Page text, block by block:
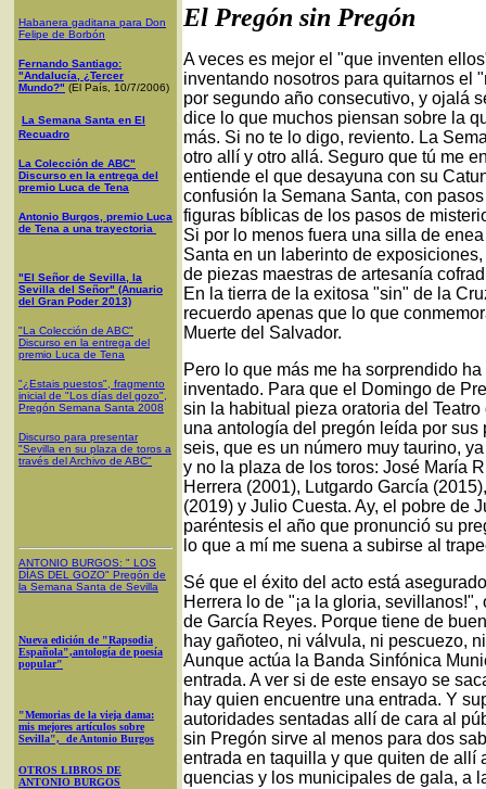
Habanera gaditana para Don
Felipe de Borbón
Fernando Santiago:
"Andalucía, ¿Tercer
Mundo?" (El País, 10/7/2006)
La Semana Santa en El
Recuadro
La Colección de ABC"
Discurso en la entrega del
premio Luca de Tena
Antonio Burgos, premio Luca
de Tena a una trayectoria
"El Señor de Sevilla, la
Sevilla del Señor" (Anuario
del Gran Poder 2013)
"La Colección de ABC"
Discurso en la entrega del
premio Luca de Tena
"¿Estais puestos", fragmento
inicial de "Los días del gozo",
Pregón Semana Santa 2008
Discurso para presentar
"Sevilla en su plaza de toros a
través del Archivo de ABC"
ANTONIO BURGOS: " LOS
DÍAS DEL GOZO" Pregón de
la Semana Santa de Sevilla
Nueva edición de "Rapsodia
Española",antología de poesía
popular"
"Memorias de la vieja dama:
mis mejores artículos sobre
Sevilla", de Antonio Burgos
OTROS LIBROS DE
ANTONIO BURGOS
El Pregón sin Pregón
A veces es mejor el "que inventen
inventando nosotros para quitarnos el
por segundo año consecutivo, y ojalá
dice lo que muchos piensan sobre la
más. Si no te lo digo, reviento. La
otro allí y otro allá. Seguro que tú me
entiende el que desayuna con su
confusión la Semana Santa, con
figuras bíblicas de los pasos de
Si por lo menos fuera una silla de
Santa en un laberinto de
de piezas maestras de artesanía
En la tierra de la exitosa "sin" de la
recuerdo apenas que lo que
Muerte del Salvador.
Pero lo que más me ha sorprendido
inventado. Para que el Domingo de
sin la habitual pieza oratoria del
una antología del pregón leída por
seis, que es un número muy taurino,
y no la plaza de los toros: José María
Herrera (2001), Lutgardo García
(2019) y Julio Cuesta. Ay, el pobre de
paréntesis el año que pronunció su
lo que a mí me suena a subirse al
Sé que el éxito del acto está
Herrera lo de "¡a la gloria,
de García Reyes. Porque tiene de
hay gañoteo, ni válvula, ni pescuezo,
Aunque actúa la Banda Sinfónica
entrada. A ver si de este ensayo se
hay quien encuentre una entrada. Y
autoridades sentadas allí de cara al
sin Pregón sirve al menos para dos
entrada en taquilla y que quiten de allí
quencias y los municipales de gala, a